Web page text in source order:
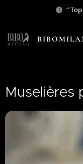
“
Muselières